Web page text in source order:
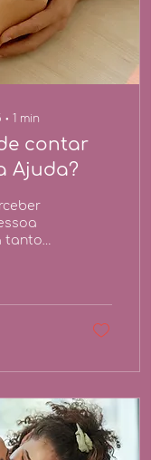
∙ 1 min
contar
Ajuda?
tanto